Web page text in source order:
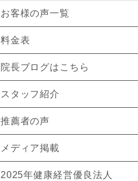
お客様の声一覧
料金表
院長ブログはこちら
スタッフ紹介
推薦者の声
メディア掲載
2025年健康経営優良法人